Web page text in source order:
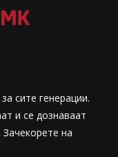
сите генерации.
и се дознаваат
на